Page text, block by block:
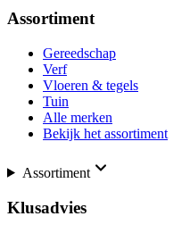
Assortiment
Gereedschap
Verf
Vloeren & tegels
Tuin
Alle merken
Bekijk het assortiment
Assortiment
Klusadvies